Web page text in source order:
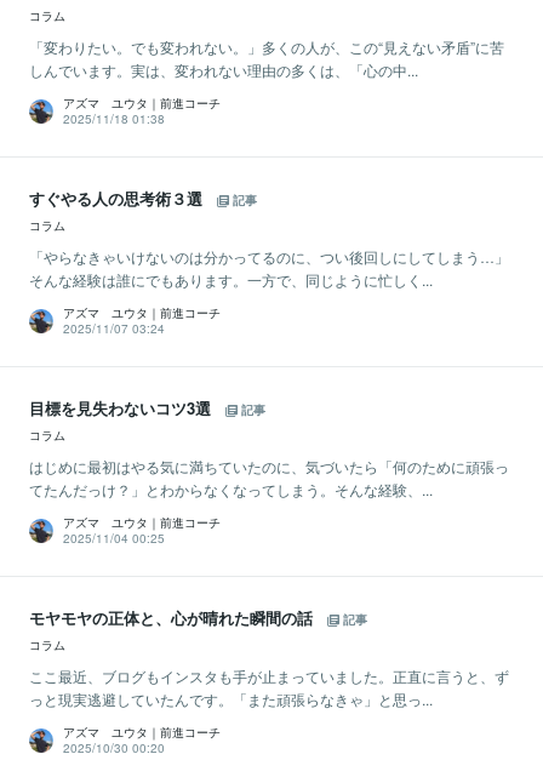
コラム
「変わりたい。でも変われない。」多くの人が、この“見えない矛盾”に苦
しんでいます。実は、変われない理由の多くは、「心の中...
アズマ ユウタ｜前進コーチ
2025/11/18 01:38
すぐやる人の思考術３選
記事
コラム
「やらなきゃいけないのは分かってるのに、つい後回しにしてしまう…」
そんな経験は誰にでもあります。一方で、同じように忙しく...
アズマ ユウタ｜前進コーチ
2025/11/07 03:24
目標を見失わないコツ3選
記事
コラム
はじめに最初はやる気に満ちていたのに、気づいたら「何のために頑張っ
てたんだっけ？」とわからなくなってしまう。そんな経験、...
アズマ ユウタ｜前進コーチ
2025/11/04 00:25
モヤモヤの正体と、心が晴れた瞬間の話
記事
コラム
ここ最近、ブログもインスタも手が止まっていました。正直に言うと、ず
っと現実逃避していたんです。「また頑張らなきゃ」と思っ...
アズマ ユウタ｜前進コーチ
2025/10/30 00:20